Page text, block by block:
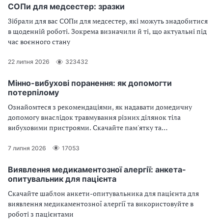
СОПи для медсестер: зразки
Зібрали для вас СОПи для медсестер, які можуть знадобитися
в щоденній роботі. Зокрема визначили й ті, що актуальні під
час воєнного стану
22 липня 2026 323432
Мінно-вибухові поранення: як допомогти
потерпілому
Ознайомтеся з рекомендаціями, як надавати домедичну
допомогу внаслідок травмування різних ділянок тіла
вибуховими пристроями. Скачайте пам'ятку та
7 липня 2026 17053
Виявлення медикаментозної алергії: анкета-
опитувальник для пацієнта
Скачайте шаблон анкети-опитувальника для пацієнта для
виявлення медикаментозної алергії та використовуйте в
роботі з пацієнтами